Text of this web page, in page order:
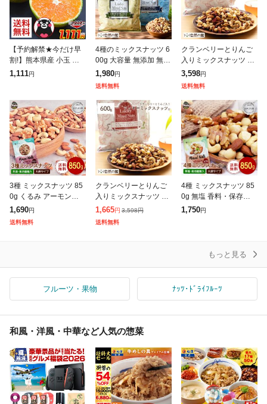
【予約解禁★今だけ早
割!】熊本県産 小玉 み
かん 送料無料 訳あり
1,111円
4種のミックスナッツ 6
00g 大容量 無添加 無塩
有塩選べる ナッツ ラッ
キーミックスナッツ 家
飲み 食品ランキング1
位獲得
1,980円
送料無料
クランベリーとりんご
入りミックスナッツ 60
0g 無塩 ナッツ くるみ
カシューナッツ アーモ
ンド トレイルミックス
3,598円
送料無料
3種 ミックスナッツ 85
0g くるみ アーモンド
カシューナッツ 送料無
料 無塩 無油 無添加 チ
1,690円
送料無料
クランベリーとりんご
入りミックスナッツ 60
0g 無塩 ナッツ くるみ
カシューナッツ アーモ
1,665円 3,598円
送料無料
4種 ミックスナッツ 85
0g 無塩 香料・保存料不
使用 送料無料 アーモン
1,750円
もっと見る
フルーツ・果物 ﾅｯﾂ･ﾄﾞﾗｲﾌﾙｰﾂ
和風・洋風・中華など人気の惣菜